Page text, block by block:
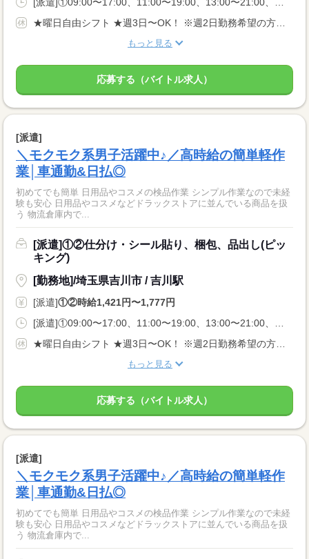
もっと見る
応募する（バイトル求人）
[派遣]
＼モクモク系男子活躍中♪／高時給の簡単軽作
業│車通勤&日払◎
初めてでも簡単 日用品やコスメの検品作業 シンプル作業なので未経
験も安心 日用品やコスメなどドラックストアに並んでいる商品を扱
う 物流倉庫内で...
[派遣]①②仕分け・シール貼り、梱包、品出し(ピッ
キング)
[勤務地]/埼玉県吉川市 / 吉川駅
[派遣]①②時給1,421円〜1,777円
もっと見る
応募する（バイトル求人）
[派遣]
＼モクモク系男子活躍中♪／高時給の簡単軽作
業│車通勤&日払◎
初めてでも簡単 日用品やコスメの検品作業 シンプル作業なので未経
験も安心 日用品やコスメなどドラックストアに並んでいる商品を扱
う 物流倉庫内で...